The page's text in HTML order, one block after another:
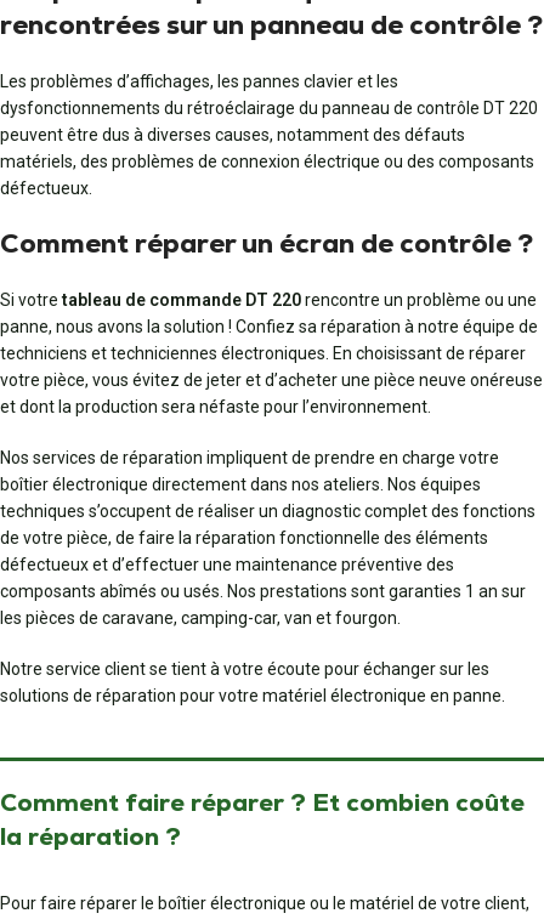
rencontrées sur un panneau de contrôle ?
Les problèmes d’affichages, les pannes clavier et les
dysfonctionnements du rétroéclairage du panneau de contrôle DT 220
peuvent être dus à diverses causes, notamment des défauts
matériels, des problèmes de connexion électrique ou des composants
défectueux.
Comment réparer un écran de contrôle ?
Si votretableau de commande DT 220rencontre un problème ou une
panne, nous avons la solution ! Confiez sa réparation à notre équipe de
techniciens et techniciennes électroniques. En choisissant de réparer
votre pièce, vous évitez de jeter et d’acheter une pièce neuve onéreuse
et dont la production sera néfaste pour l’environnement.
Nos services de réparation impliquent de prendre en charge votre
boîtier électronique directement dans nos ateliers. Nos équipes
techniques s’occupent de réaliser un diagnostic complet des fonctions
de votre pièce, de faire la réparation fonctionnelle des éléments
défectueux et d’effectuer une maintenance préventive des
composants abîmés ou usés. Nos prestations sont garanties 1 an sur
les pièces de caravane, camping-car, van et fourgon.
Notre service client se tient à votre écoute pour échanger sur les
solutions de réparation pour votre matériel électronique en panne.
Comment faire réparer ? Et combien coûte
la réparation ?
Pour faire réparer le boîtier électronique ou le matériel de votre client,